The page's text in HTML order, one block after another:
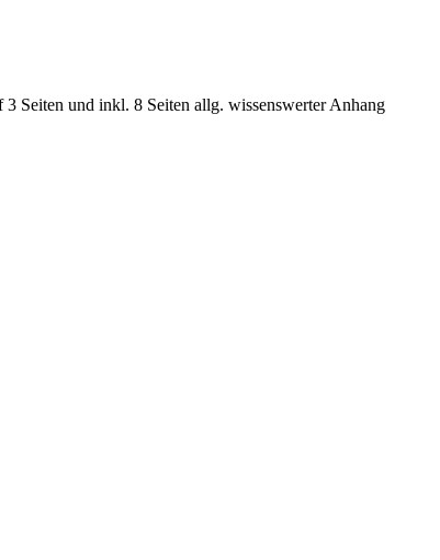
Seiten und inkl. 8 Seiten allg. wissenswerter Anhang